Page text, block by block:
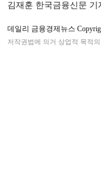
김재훈 한국금융신문 기
데일리 금융경제뉴스
저작권법에 의거 상업적 목적